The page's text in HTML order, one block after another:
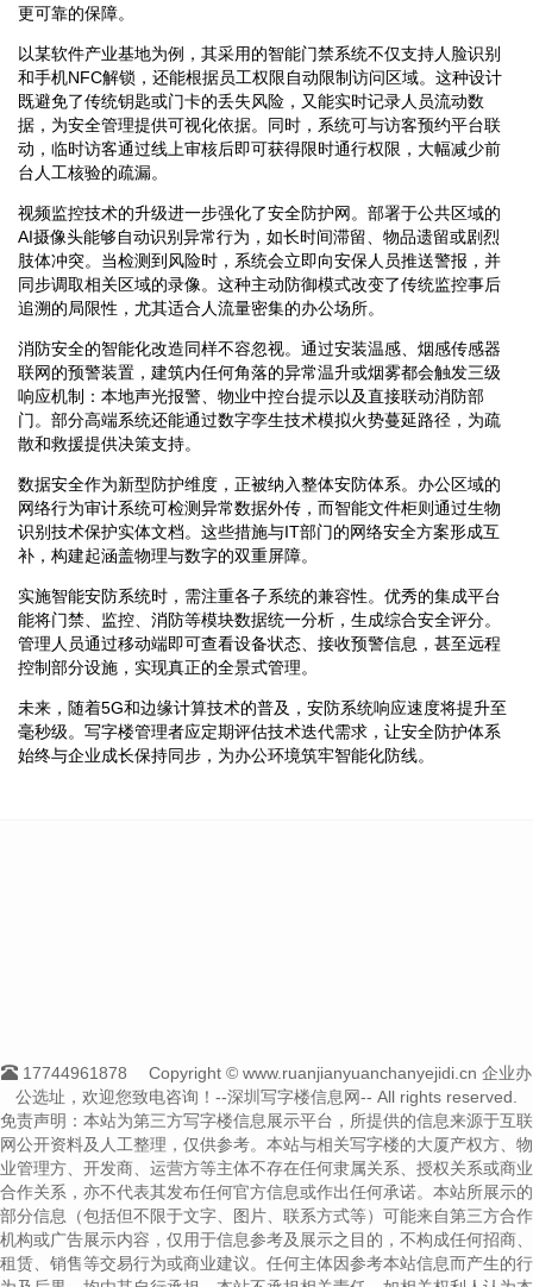
更可靠的保障。
以某软件产业基地为例，其采用的智能门禁系统不仅支持人脸识别
和手机NFC解锁，还能根据员工权限自动限制访问区域。这种设计
既避免了传统钥匙或门卡的丢失风险，又能实时记录人员流动数
据，为安全管理提供可视化依据。同时，系统可与访客预约平台联
动，临时访客通过线上审核后即可获得限时通行权限，大幅减少前
台人工核验的疏漏。
视频监控技术的升级进一步强化了安全防护网。部署于公共区域的
AI摄像头能够自动识别异常行为，如长时间滞留、物品遗留或剧烈
肢体冲突。当检测到风险时，系统会立即向安保人员推送警报，并
同步调取相关区域的录像。这种主动防御模式改变了传统监控事后
追溯的局限性，尤其适合人流量密集的办公场所。
消防安全的智能化改造同样不容忽视。通过安装温感、烟感传感器
联网的预警装置，建筑内任何角落的异常温升或烟雾都会触发三级
响应机制：本地声光报警、物业中控台提示以及直接联动消防部
门。部分高端系统还能通过数字孪生技术模拟火势蔓延路径，为疏
散和救援提供决策支持。
数据安全作为新型防护维度，正被纳入整体安防体系。办公区域的
网络行为审计系统可检测异常数据外传，而智能文件柜则通过生物
识别技术保护实体文档。这些措施与IT部门的网络安全方案形成互
补，构建起涵盖物理与数字的双重屏障。
实施智能安防系统时，需注重各子系统的兼容性。优秀的集成平台
能将门禁、监控、消防等模块数据统一分析，生成综合安全评分。
管理人员通过移动端即可查看设备状态、接收预警信息，甚至远程
控制部分设施，实现真正的全景式管理。
未来，随着5G和边缘计算技术的普及，安防系统响应速度将提升至
毫秒级。写字楼管理者应定期评估技术迭代需求，让安全防护体系
始终与企业成长保持同步，为办公环境筑牢智能化防线。
17744961878
Copyright © www.ruanjianyuanchanyejidi.cn 企业办
公选址，欢迎您致电咨询！--深圳写字楼信息网-- All rights reserved.
免责声明：本站为第三方写字楼信息展示平台，所提供的信息来源于互联
网公开资料及人工整理，仅供参考。本站与相关写字楼的大厦产权方、物
业管理方、开发商、运营方等主体不存在任何隶属关系、授权关系或商业
合作关系，亦不代表其发布任何官方信息或作出任何承诺。本站所展示的
部分信息（包括但不限于文字、图片、联系方式等）可能来自第三方合作
机构或广告展示内容，仅用于信息参考及展示之目的，不构成任何招商、
租赁、销售等交易行为或商业建议。任何主体因参考本站信息而产生的行